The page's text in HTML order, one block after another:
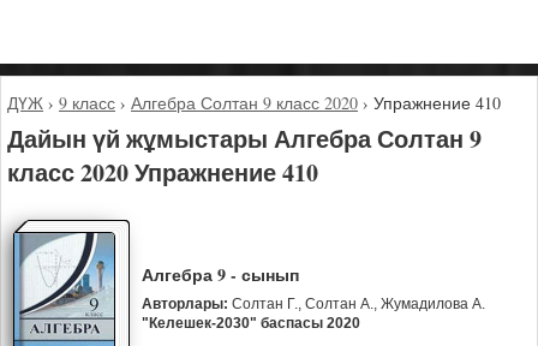
ДҮЖ › 9 класс › Алгебра Солтан 9 класс 2020 › Упражнение 410
Дайын үй жұмыстары Алгебра Солтан 9
класс 2020 Упражнение 410
Алгебра 9 - сынып
Авторлары: Солтан Г., Солтан А., Жумадилова А.
"Келешек-2030" баспасы 2020